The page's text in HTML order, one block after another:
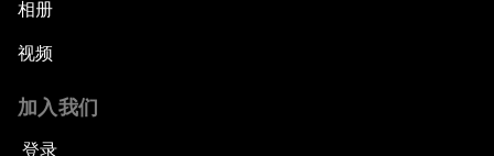
相册
视频
加入我们
登录